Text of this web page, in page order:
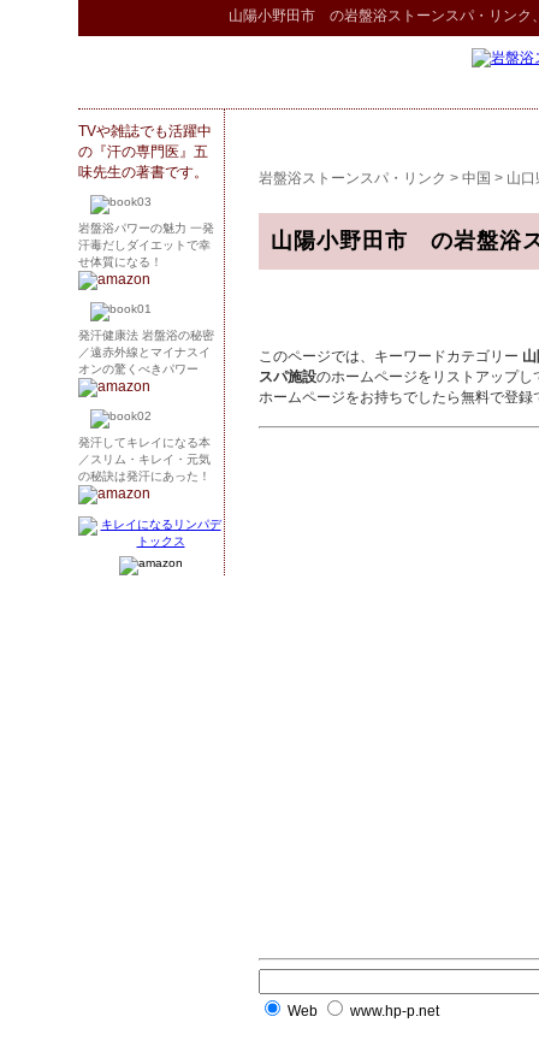
山陽小野田市 の岩盤浴ストーンスパ ・リンク
岩盤浴ストーンスパ・リンク > 中国 > 山口
山陽小野田市 の岩盤浴
このページでは、キーワードカテゴリー
スパ施設のホームページをリストアップ
ホームページをお持ちでしたら無料で登録
Web www.hp-p.net
TVや雑誌でも活躍中
の『汗の専門医』五
味先生の著書です。
岩盤浴パワーの魅力 一発
汗毒だしダイエットで幸
せ体質になる！
発汗健康法 岩盤浴の秘密
／遠赤外線とマイナスイ
オンの驚くべきパワー
発汗してキレイになる本
／スリム・キレイ・元気
の秘訣は発汗にあった！